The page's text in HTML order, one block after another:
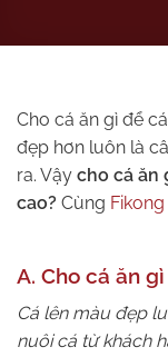
Cho cá ăn gì để
đẹp hơn luôn là
ra. Vậy cho cá ăn
cao? Cùng Fikong
A. Cho cá ăn
Cá lên màu đẹp
nuôi cá từ khách